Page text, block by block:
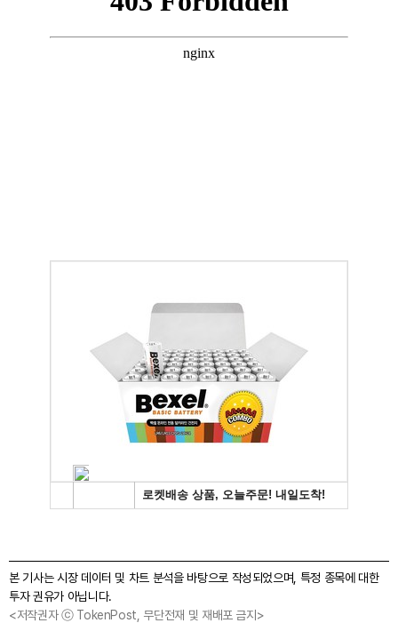
본 기사는 시장 데이터 및 차트 분석을 바탕으로 작성되었으며, 특정 종목에 대한
투자 권유가 아닙니다.
<저작권자 ⓒ TokenPost, 무단전재 및 재배포 금지>